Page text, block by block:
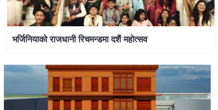
भर्जिनियाको राजधानी रिचमन्डमा दशैं महोत्सव